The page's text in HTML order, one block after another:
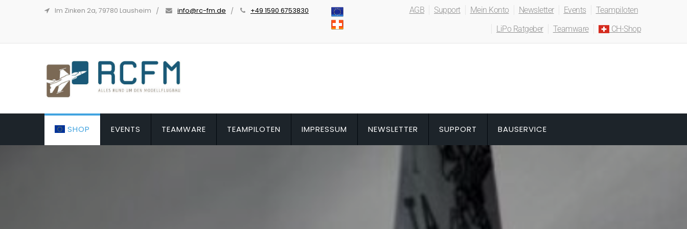
Im Zinken 2a, 79780 Lausheim info@rc-fm.de +49 1590 6753830 AGB Support Mein Konto Newsletter Events
Teampiloten
LiPo Ratgeber
Teamware CH-Shop
SHOP EVENTS TEAMWARE TEAMPILOTEN IMPRESSUM NEWSLETTER SUPPORT BAUSERVICE